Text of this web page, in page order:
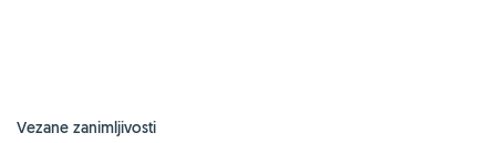
Vezane zanimljivosti